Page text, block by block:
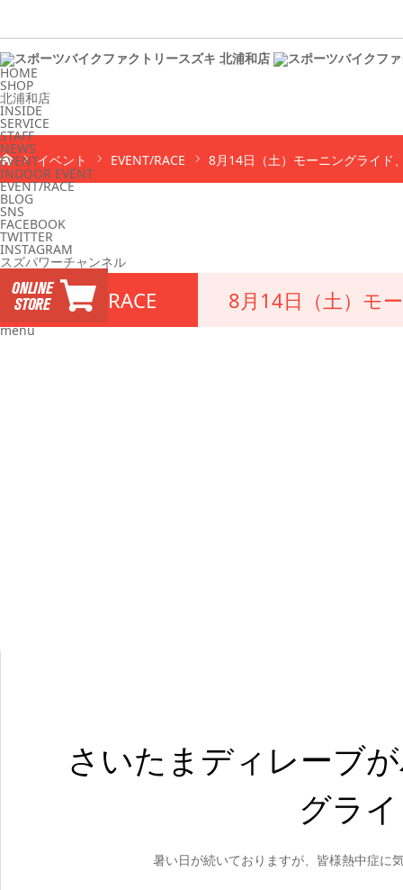
HOME
SHOP
北浦和店
INSIDE
SERVICE
STAFF
NEWS
EVENT
INDOOR EVENT
EVENT/RACE
BLOG
SNS
FACEBOOK
TWITTER
INSTAGRAM
スズパワーチャンネル
menu
イベント EVENT/RACE 8月14日（土）モーニングライド
EVENT/RACE 8月14日（土）モ
さいたまディレーブ
グラ
暑い日が続いておりますが、皆様熱中症に